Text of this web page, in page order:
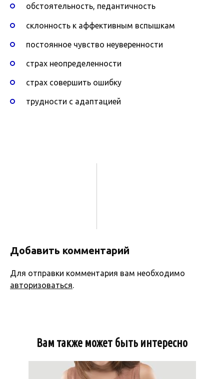
обстоятельность, педантичность
склонность к аффективным вспышкам
постоянное чувство неуверенности
страх неопределенности
страх совершить ошибку
трудности с адаптацией
Добавить комментарий
Для отправки комментария вам необходимо
авторизоваться.
Вам также может быть интересно